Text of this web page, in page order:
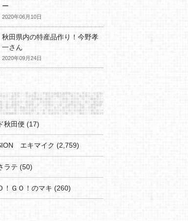
ー
2020年06月10日
秋田県内の特産品作り！今野孝
一さん
2020年09月24日
秋田便 (17)
エキマイク (2,759)
ラテ (50)
！ＧＯ！のマキ (260)